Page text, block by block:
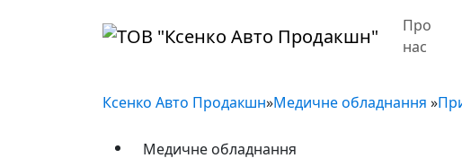
Про
нас
Ксенко Авто Продакшн»Медичне обладнання »
Медичне обладнання